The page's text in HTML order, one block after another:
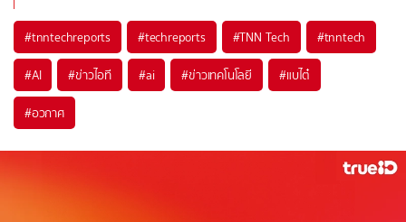
#tnntechreports #techreports #TNN Tech #tnntech
#AI #ข่าวไอที #ai #ข่าวเทคโนโลยี #แบไต๋
#อวกาศ